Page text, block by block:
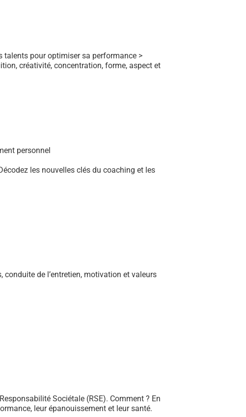
talents pour optimiser sa performance >
créativité, concentration, forme, aspect et
personnel
les nouvelles clés du coaching et les
de l’entretien, motivation et valeurs
Sociétale (RSE). Comment ? En
leur épanouissement et leur santé.